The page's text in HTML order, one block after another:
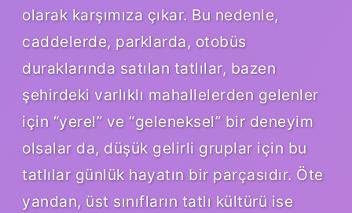
olarak karşımıza çıkar. Bu nedenle,
caddelerde, parklarda, otobüs
duraklarında satılan tatlılar, bazen
şehirdeki varlıklı mahallelerden gelenler
için “yerel” ve “geleneksel” bir deneyim
olsalar da, düşük gelirli gruplar için bu
tatlılar günlük hayatın bir parçasıdır. Öte
yandan, üst sınıfların tatlı kültürü ise